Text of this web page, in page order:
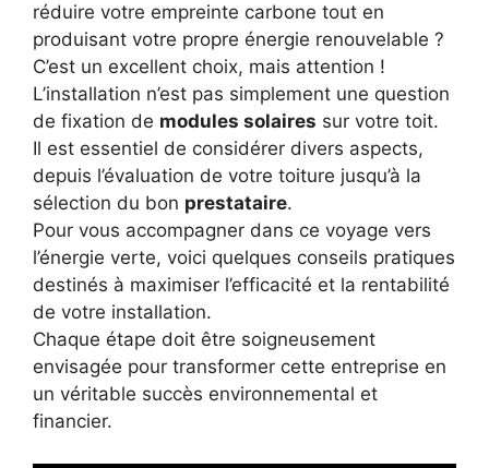
réduire votre empreinte carbone tout en
produisant votre propre énergie renouvelable ?
C’est un excellent choix, mais attention !
L’installation n’est pas simplement une question
de fixation de modules solaires sur votre toit.
Il est essentiel de considérer divers aspects,
depuis l’évaluation de votre toiture jusqu’à la
sélection du bon prestataire.
Pour vous accompagner dans ce voyage vers
l’énergie verte, voici quelques conseils pratiques
destinés à maximiser l’efficacité et la rentabilité
de votre installation.
Chaque étape doit être soigneusement
envisagée pour transformer cette entreprise en
un véritable succès environnemental et
financier.